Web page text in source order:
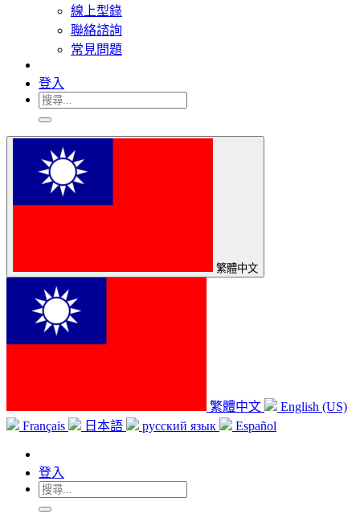
線上型錄
聯絡諮詢
常見問題
登入
繁體中文
繁體中文
English (US)
Français
日本語 русский язык Español
登入